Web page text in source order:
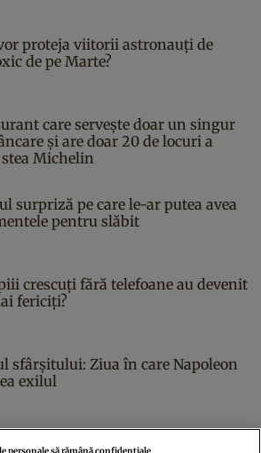
proteja viitorii astronauți de
de pe Marte?
care servește doar un singur
și are doar 20 de locuri a
Michelin
surpriză pe care le-ar putea avea
pentru slăbit
crescuți fără telefoane au devenit
fericiți?
sfârşitului: Ziua în care Napoleon
exilul